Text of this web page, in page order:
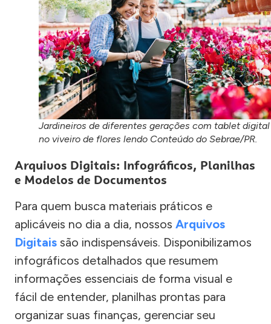
Jardineiros de diferentes gerações com tablet digital
no viveiro de flores lendo Conteúdo do Sebrae/PR.
Arquivos Digitais: Infográficos, Planilhas
e Modelos de Documentos
Para quem busca materiais práticos e
aplicáveis no dia a dia, nossos Arquivos
Digitais são indispensáveis. Disponibilizamos
infográficos detalhados que resumem
informações essenciais de forma visual e
fácil de entender, planilhas prontas para
organizar suas finanças, gerenciar seu